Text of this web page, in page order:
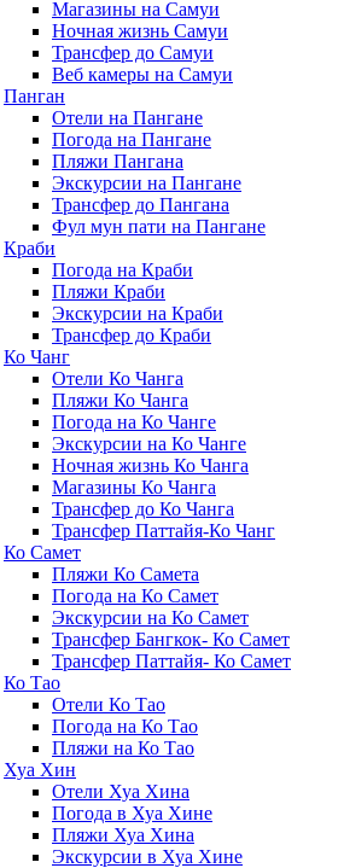
Магазины на Самуи
Ночная жизнь Самуи
Трансфер до Самуи
Веб камеры на Самуи
Панган
Отели на Пангане
Погода на Пангане
Пляжи Пангана
Экскурсии на Пангане
Трансфер до Пангана
Фул мун пати на Пангане
Краби
Погода на Краби
Пляжи Краби
Экскурсии на Краби
Трансфер до Краби
Ко Чанг
Отели Ко Чанга
Пляжи Ко Чанга
Погода на Ко Чанге
Экскурсии на Ко Чанге
Ночная жизнь Ко Чанга
Магазины Ко Чанга
Трансфер до Ко Чанга
Трансфер Паттайя-Ко Чанг
Ко Самет
Пляжи Ко Самета
Погода на Ко Самет
Экскурсии на Ко Самет
Трансфер Бангкок- Ко Самет
Трансфер Паттайя- Ко Самет
Ко Тао
Отели Ко Тао
Погода на Ко Тао
Пляжи на Ко Тао
Хуа Хин
Отели Хуа Хина
Погода в Хуа Хине
Пляжи Хуа Хина
Экскурсии в Хуа Хине